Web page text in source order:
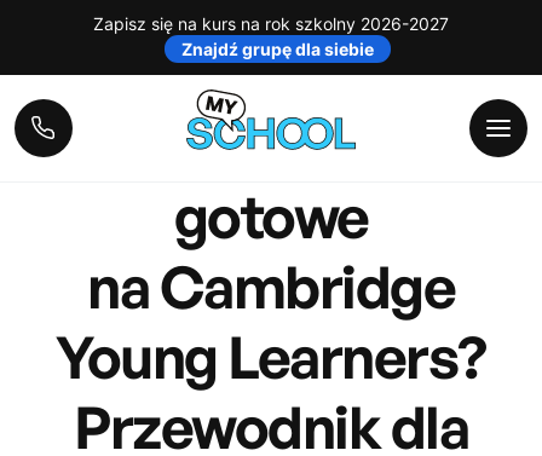
Zapisz się na kurs na rok szkolny 2026-2027
Znajdź grupę dla siebie
8 KWIETNIA 2026 1 MIN CZYTANIA
Kiedy dziecko jest
gotowe
na Cambridge
Young Learners?
Przewodnik dla